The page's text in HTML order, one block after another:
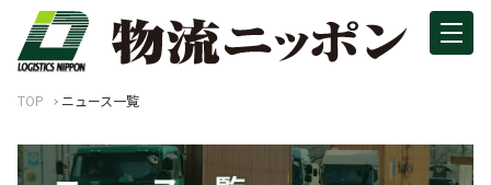
TOP ニュース一覧